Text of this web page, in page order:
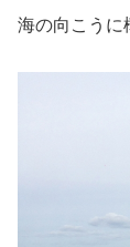
海の向こうに